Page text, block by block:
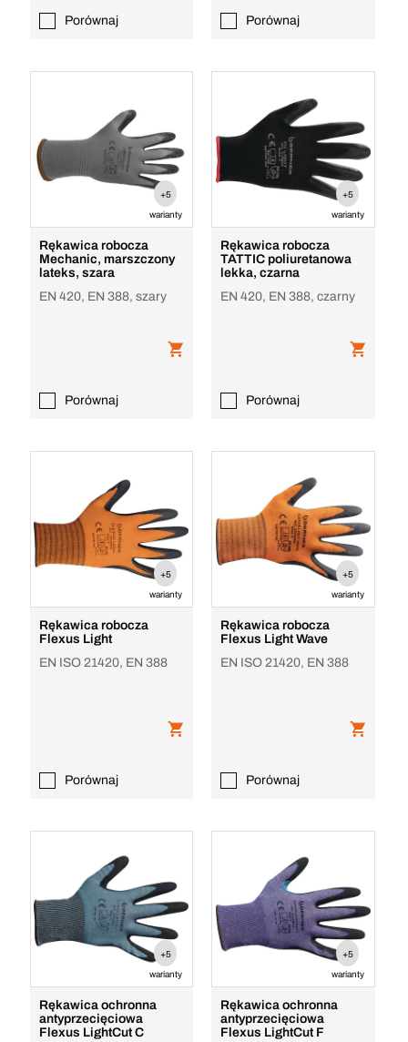
Porównaj Porównaj
+5
warianty
Rękawica robocza
Mechanic, marszczony
lateks, szara
EN 420, EN 388, szary
Porównaj
+5
warianty
Rękawica robocza
TATTIC poliuretanowa
lekka, czarna
EN 420, EN 388, czarny
Porównaj
+5
warianty
Rękawica robocza
Flexus Light
EN ISO 21420, EN 388
Porównaj
+5
warianty
Rękawica robocza
Flexus Light Wave
EN ISO 21420, EN 388
Porównaj
+5
warianty
Rękawica ochronna
antyprzecięciowa
Flexus LightCut C
+5
warianty
Rękawica ochronna
antyprzecięciowa
Flexus LightCut F